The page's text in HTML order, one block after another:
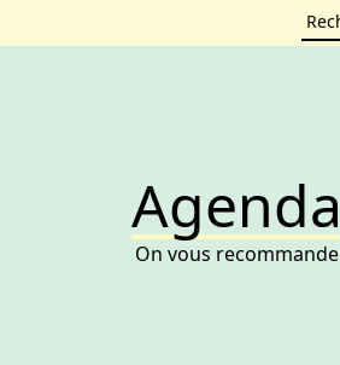
Agenda
On vous recommande